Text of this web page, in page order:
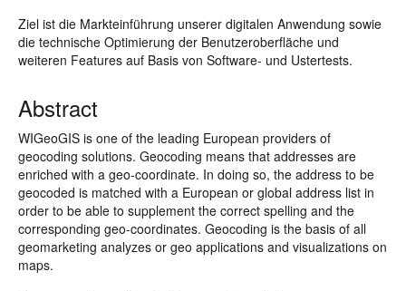
Ziel ist die Markteinführung unserer digitalen Anwendung sowie
die technische Optimierung der Benutzeroberfläche und
weiteren Features auf Basis von Software- und Ustertests.
Abstract
WIGeoGIS is one of the leading European providers of
geocoding solutions. Geocoding means that addresses are
enriched with a geo-coordinate. In doing so, the address to be
geocoded is matched with a European or global address list in
order to be able to supplement the correct spelling and the
corresponding geo-coordinates. Geocoding is the basis of all
geomarketing analyzes or geo applications and visualizations on
maps.